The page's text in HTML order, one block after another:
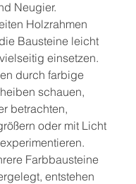
Neugier.
Holzrahmen
Bausteine leicht
einsetzen.
durch farbige
schauen,
betrachten,
oder mit Licht
Farbbausteine
entstehen